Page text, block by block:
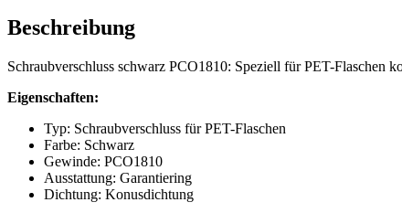
Flaschen(519)
Hotfill Flaschen(6)
Kanister(21)
Beschreibung
Schraubverschluss schwarz PCO1810: Speziell für PET-Flaschen
Eigenschaften:
Typ: Schraubverschluss für PET-Flaschen
Farbe: Schwarz
Gewinde: PCO1810
Ausstattung: Garantiering
Dichtung: Konusdichtung